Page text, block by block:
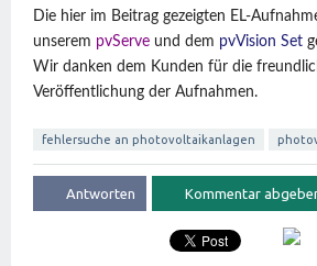
Die hier im Beitrag gezeigten EL-
unserem pvServe und dem pvVision Set
Wir danken dem Kunden für die
Veröffentlichung der Aufnahmen.
fehlersuche an photovoltaikanlagen